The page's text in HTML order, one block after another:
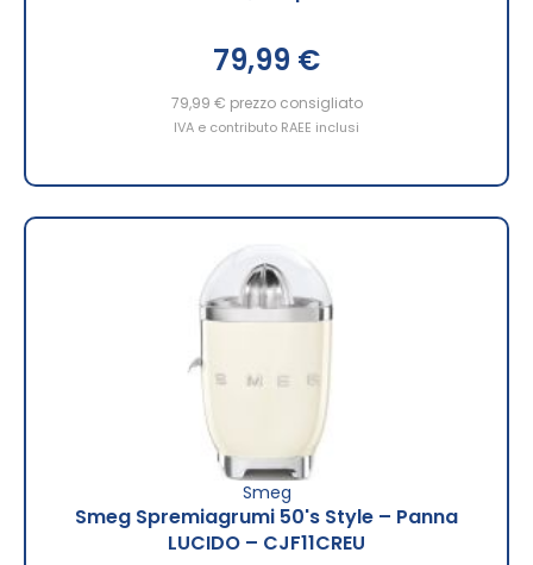
79,99 €
79,99 € prezzo consigliato
IVA e contributo RAEE inclusi
Smeg
Smeg Spremiagrumi 50's Style – Panna
LUCIDO – CJF11CREU